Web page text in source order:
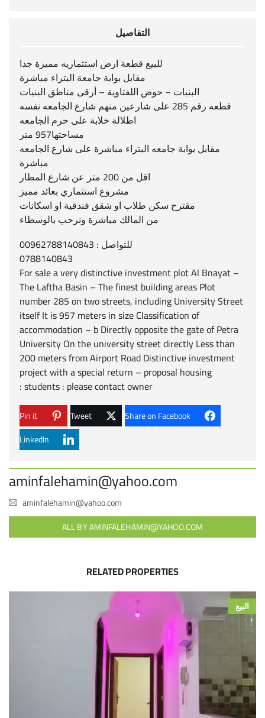
التفاصيل
للبيع قطعة ارض استثماريه مميزة جدا
مقابل بوابة جامعة البتراء مباشرة
البنيات – حوض اللفتاوية – أرقى مناطق البنيات
قطعه رقم 285 على شارعين منهم شارع الجامعه نفسه
اطلالة خلابة على حرم الجامعه
مساحتها957 متر
مقابل بوابة جامعه البتراء مباشرة على شارع الجامعه
مباشرة
اقل من 200 متر عن شارع المطار
مشروع استثماري بعائد مميز
مقترح سكن طلاب او شقق فندقية او اسكانات
من المالك مباشرة ونرحب بالوسطاء
للتواصل : 00962788140843
0788140843
For sale a very distinctive investment plot Al Bnayat –
The Laftha Basin – The finest building areas Plot
number 285 on two streets, including University Street
itself It is 957 meters in size Classification of
accommodation – b Directly opposite the gate of Petra
University On the university street directly Less than
200 meters from Airport Road Distinctive investment
project with a special return – proposal housing
students : please contact owner :
Share on Facebook
Tweet
Pin it
LinkedIn
aminfalehamin@yahoo.com
aminfalehamin@yahoo.com
ALL BY AMINFALEHAMIN@YAHOO.COM
RELATED PROPERTIES
البيع